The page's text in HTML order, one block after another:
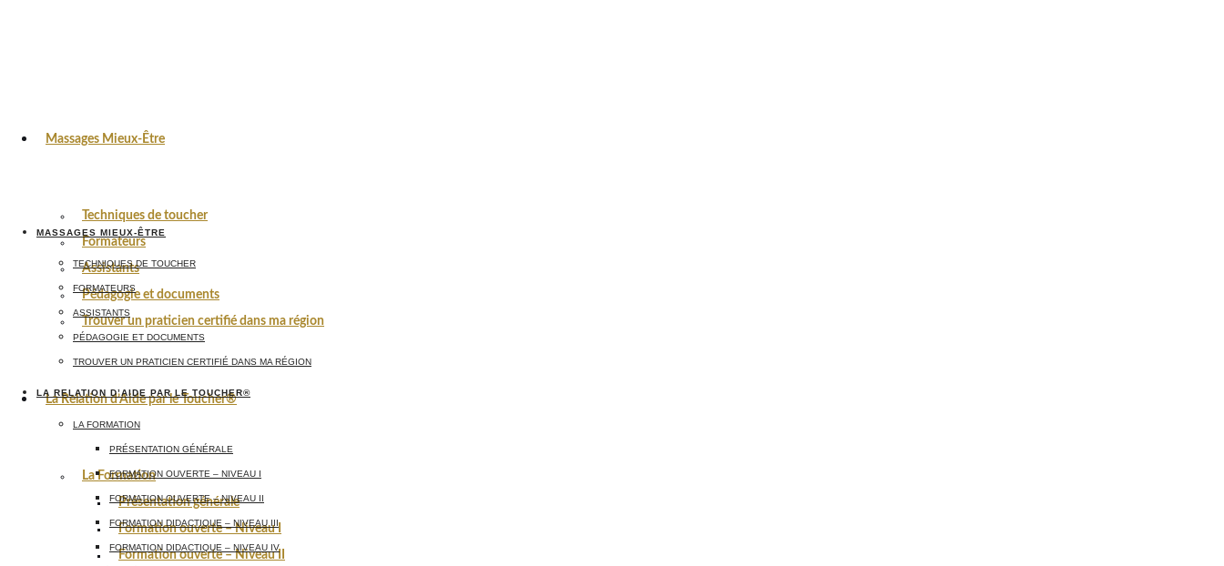
Massages Mieux-Être
Techniques de toucher
Formateurs
Assistants
Pédagogie et documents
Trouver un praticien certifié dans ma région
La Relation d’Aide par le Toucher®
La Formation
Présentation générale
Formation ouverte – Niveau I
Formation ouverte – Niveau II
MASSAGES MIEUX-ÊTRE
TECHNIQUES DE TOUCHER
FORMATEURS
ASSISTANTS
PÉDAGOGIE ET DOCUMENTS
TROUVER UN PRATICIEN CERTIFIÉ DANS MA RÉGION
LA RELATION D’AIDE PAR LE TOUCHER®
LA FORMATION
PRÉSENTATION GÉNÉRALE
FORMATION OUVERTE – NIVEAU I
FORMATION OUVERTE – NIVEAU II
FORMATION DIDACTIQUE – NIVEAU III
FORMATION DIDACTIQUE – NIVEAU IV